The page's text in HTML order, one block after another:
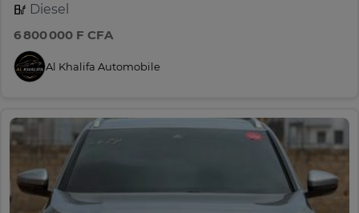
Diesel
6 800 000 F CFA
Al Khalifa Automobile